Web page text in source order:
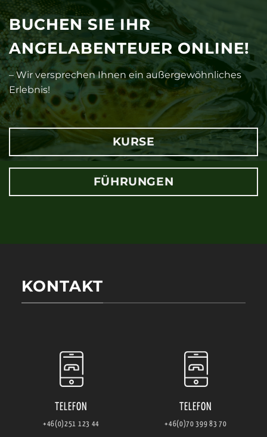
BUCHEN SIE IHR
ANGELABENTEUER ONLINE!
– Wir versprechen Ihnen ein außergewöhnliches
Erlebnis!
KURSE
FÜHRUNGEN
KONTAKT
TELEFON
+46(0)251 123 44
TELEFON
+46(0)70 399 83 70